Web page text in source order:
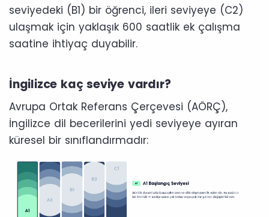
seviyedeki (B1) bir öğrenci, ileri seviyeye (C2)
ulaşmak için yaklaşık 600 saatlik ek çalışma
saatine ihtiyaç duyabilir.
İngilizce kaç seviye vardır?
Avrupa Ortak Referans Çerçevesi (AÖRÇ),
İngilizce dil becerilerini yedi seviyeye ayıran
küresel bir sınıflandırmadır: